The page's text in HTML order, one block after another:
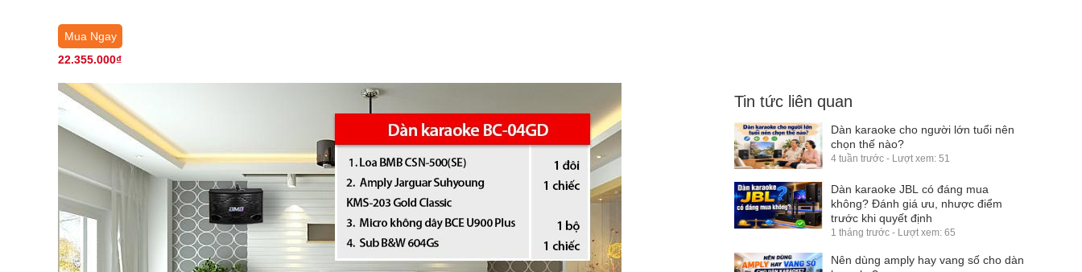
Mua Ngay
22.355.000₫
Tin tức liên quan
Dàn karaoke cho người lớn tuổi nên
chọn thế nào?
4 tuần trước - Lượt xem: 51
Dàn karaoke JBL có đáng mua
không? Đánh giá ưu, nhược điểm
trước khi quyết định
1 tháng trước - Lượt xem: 65
Nên dùng amply hay vang số cho dàn